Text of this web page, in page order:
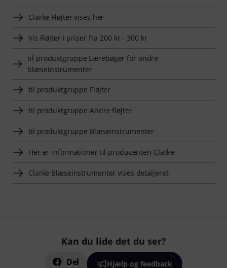
Clarke Fløjter vises her
Vis Fløjter i priser fra 200 kr - 300 kr
til produktgruppe Lærebøger for andre
blæseinstrumenter
til produktgruppe Fløjter
til produktgruppe Andre fløjter
til produktgruppe Blæseinstrumenter
Her er informationer til producenten Clarke
Clarke Blæseinstrumenter vises detaljeret
Kan du lide det du ser?
Del Hjælp og feedback